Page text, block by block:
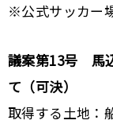
※公式サッカー
議案第13号 馬
て（可決）
取得する土地：